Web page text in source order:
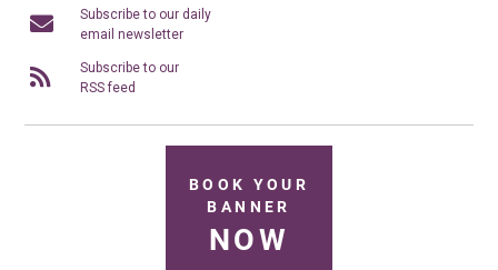
Subscribe to our daily
email newsletter
Subscribe to our
RSS feed
BOOK YOUR
BANNER
NOW